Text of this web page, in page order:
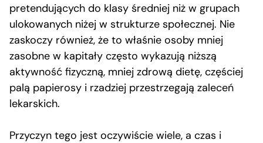
pretendujących do klasy średniej niż w grupach
ulokowanych niżej w strukturze społecznej. Nie
zaskoczy również, że to właśnie osoby mniej
zasobne w kapitały często wykazują niższą
aktywność fizyczną, mniej zdrową dietę, częściej
palą papierosy i rzadziej przestrzegają zaleceń
lekarskich.
Przyczyn tego jest oczywiście wiele, a czas i